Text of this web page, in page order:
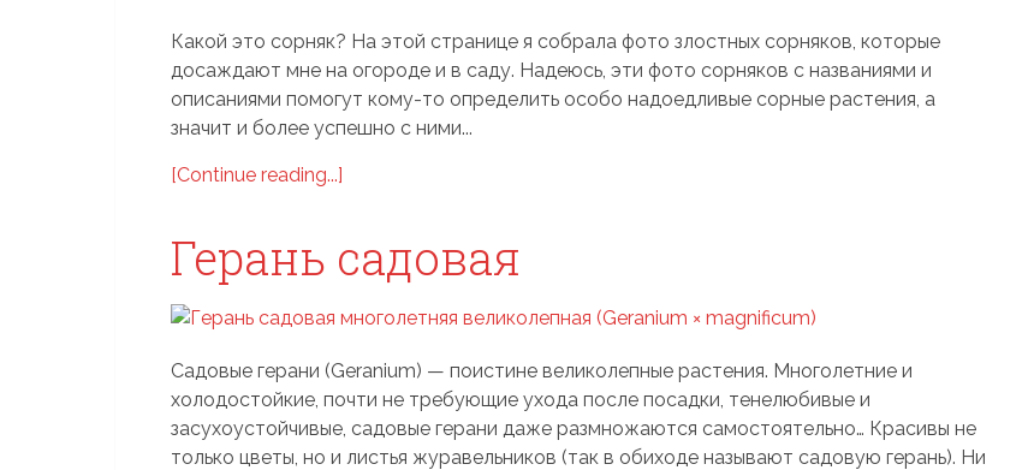
Какой это сорняк? На этой странице я собрала фото злостных сорняков, которые
досаждают мне на огороде и в саду. Надеюсь, эти фото сорняков с названиями и
описаниями помогут кому-то определить особо надоедливые сорные растения, а
значит и более успешно с ними...
[Continue reading...]
Герань садовая
Садовые герани (Geranium) — поистине великолепные растения. Многолетние и
холодостойкие, почти не требующие ухода после посадки, тенелюбивые и
засухоустойчивые, садовые герани даже размножаются самостоятельно… Красивы не
только цветы, но и листья журавельников (так в обиходе называют садовую герань). Ни